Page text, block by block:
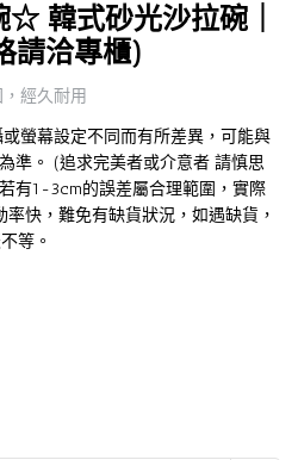
☆ 韓式砂光沙拉碗｜
請洽專櫃)
經久耐用
螢幕設定不同而有所差異，可能與
準。 (追求完美者或介意者 請慎思
有1-3cm的誤差屬合理範圍，實際
快，難免有缺貨狀況，如遇缺貨，
等。